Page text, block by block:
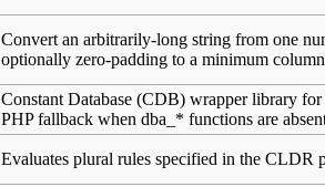
Convert an arbitrarily-long string from one
optionally zero-padding to a minimum
Constant Database (CDB) wrapper library for
PHP fallback when dba_* functions are
Evaluates plural rules specified in the CLDR